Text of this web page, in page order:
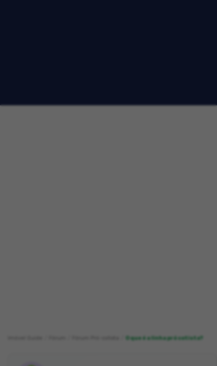
O que é a linha pró cotista?